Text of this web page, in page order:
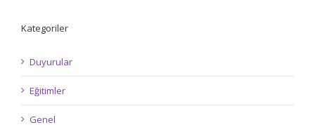
Kategoriler
Duyurular
Eğitimler
Genel